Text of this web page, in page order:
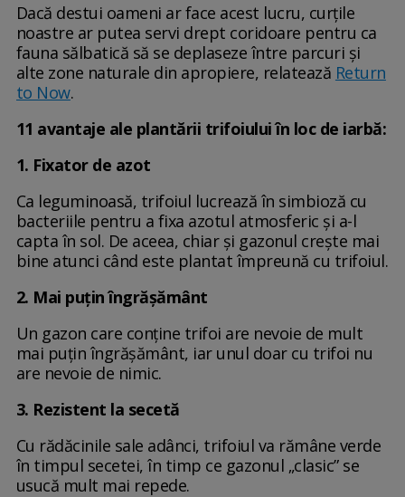
Dacă destui oameni ar face acest lucru, curțile
noastre ar putea servi drept coridoare pentru ca
fauna sălbatică să se deplaseze între parcuri și
alte zone naturale din apropiere, relatează Return
to Now.
11 avantaje ale plantării trifoiului în loc de iarbă:
1. Fixator de azot
Ca leguminoasă, trifoiul lucrează în simbioză cu
bacteriile pentru a fixa azotul atmosferic și a-l
capta în sol. De aceea, chiar și gazonul crește mai
bine atunci când este plantat împreună cu trifoiul.
2. Mai puțin îngrășământ
Un gazon care conține trifoi are nevoie de mult
mai puțin îngrășământ, iar unul doar cu trifoi nu
are nevoie de nimic.
3. Rezistent la secetă
Cu rădăcinile sale adânci, trifoiul va rămâne verde
în timpul secetei, în timp ce gazonul „clasic” se
usucă mult mai repede.